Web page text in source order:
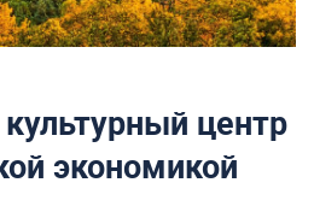
центр
экономикой